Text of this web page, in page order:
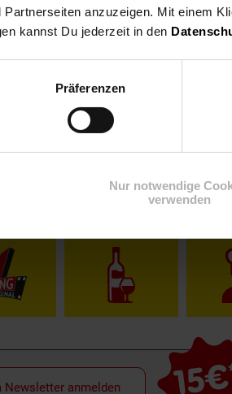
anzuzeigen. Mit einem
kannst Du jederzeit in den
Präferenzen
Nur notwendige
verwenden
15€
Newsletter anmelden